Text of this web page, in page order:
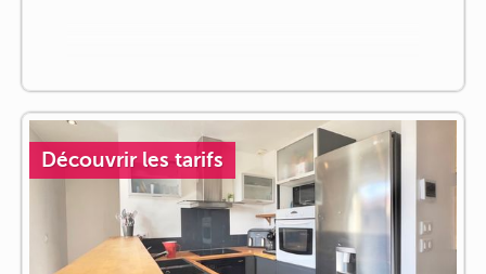
Découvrir les tarifs